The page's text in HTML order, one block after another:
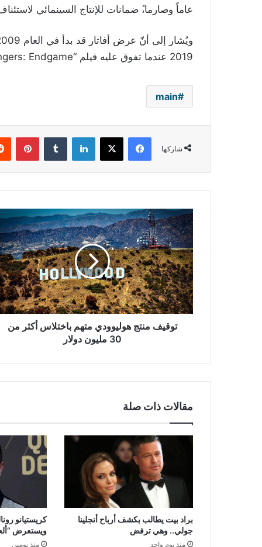
عاماً وصارما،ً ضمانات للإنتاج السينمائي لاستئناف
2019 عندما تفوق عليه فيلم “Avengers: Endgame”.
main
شاركها
فيسبوك ‫X لينكدإن
توقيف
منتج
هوليوودي
متهم
باختلاس
أكثر
من
30
مليون
توقيف منتج هوليوودي متهم باختلاس أكثر من
30 مليون دولار
مقالات ذات صلة
براد بيت يطالب بكشف أرباح أنجلينا
جولي.. وهي ترفض
منذ يوم واحد
كريستيانو
ويستعرض
منذ يومين